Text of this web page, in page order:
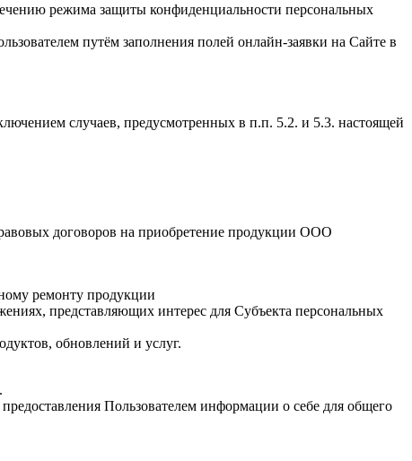
режима защиты конфиденциальности персональных
путём заполнения полей онлайн-заявки на Сайте в
случаев, предусмотренных в п.п. 5.2. и 5.3. настоящей
договоров на приобретение продукции ООО
ремонту продукции
представляющих интерес для Субъекта персональных
обновлений и услуг.
Пользователем информации о себе для общего